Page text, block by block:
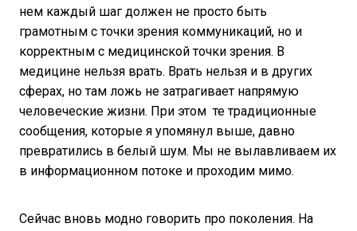
нем каждый шаг должен не просто быть
грамотным с точки зрения коммуникаций, но и
корректным с медицинской точки зрения. В
медицине нельзя врать. Врать нельзя и в других
сферах, но там ложь не затрагивает напрямую
человеческие жизни. При этом те традиционные
сообщения, которые я упомянул выше, давно
превратились в белый шум. Мы не вылавливаем их
в информационном потоке и проходим мимо.
Сейчас вновь модно говорить про поколения. На